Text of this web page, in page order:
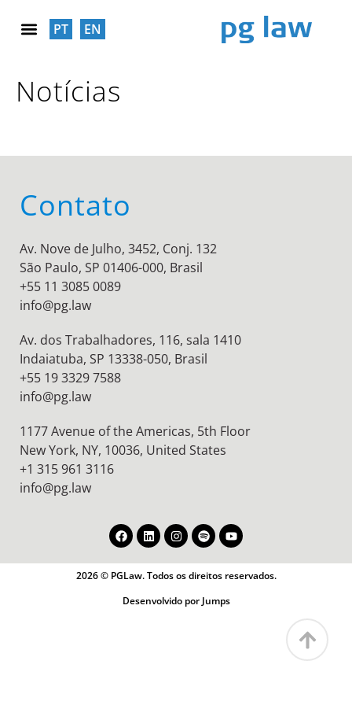
PT EN
Notícias
Contato
Av. Nove de Julho, 3452, Conj. 132
São Paulo, SP 01406-000, Brasil
+55 11 3085 0089
info@pg.law
Av. dos Trabalhadores, 116, sala 1410
Indaiatuba, SP 13338-050, Brasil
+55 19 3329 7588
info@pg.law
1177 Avenue of the Americas, 5th Floor
New York, NY, 10036, United States
+1 315 961 3116
info@pg.law
2026 © PGLaw. Todos os direitos reservados.
Desenvolvido por Jumps